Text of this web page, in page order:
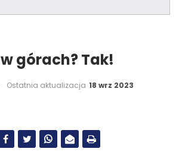
górach? Tak!
Ostatnia aktualizacja 18 wrz 2023